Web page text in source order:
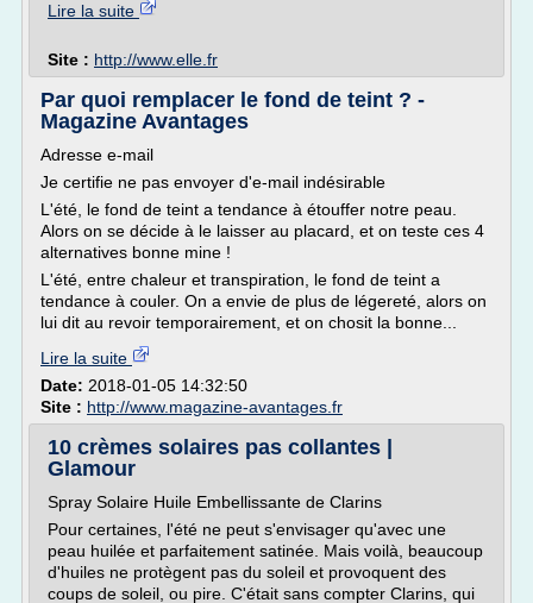
Lire la suite
Site : http://www.elle.fr
Par quoi remplacer le fond de teint ? -
Magazine Avantages
Adresse e-mail
Je certifie ne pas envoyer d'e-mail indésirable
L'été, le fond de teint a tendance à étouffer notre peau.
Alors on se décide à le laisser au placard, et on teste ces 4
alternatives bonne mine !
L'été, entre chaleur et transpiration, le fond de teint a
tendance à couler. On a envie de plus de légereté, alors on
lui dit au revoir temporairement, et on chosit la bonne...
Lire la suite
Date: 2018-01-05 14:32:50
Site : http://www.magazine-avantages.fr
10 crèmes solaires pas collantes |
Glamour
Spray Solaire Huile Embellissante de Clarins
Pour certaines, l'été ne peut s'envisager qu'avec une
peau huilée et parfaitement satinée. Mais voilà, beaucoup
d'huiles ne protègent pas du soleil et provoquent des
coups de soleil, ou pire. C'était sans compter Clarins, qui